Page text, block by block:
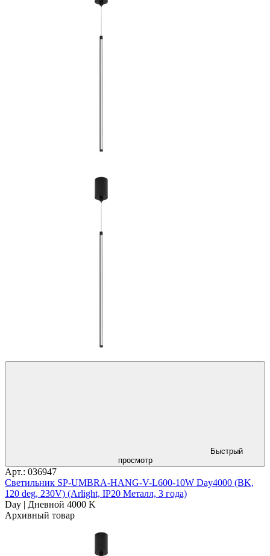
Быстрый
просмотр
Арт.: 036947
Светильник SP-UMBRA-HANG-V-L600-10W Day4000 (BK,
120 deg, 230V) (Arlight, IP20 Металл, 3 года)
Day | Дневной 4000 K
Архивный товар